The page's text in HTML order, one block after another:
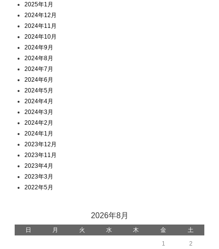
2025年1月
2024年12月
2024年11月
2024年10月
2024年9月
2024年8月
2024年7月
2024年6月
2024年5月
2024年4月
2024年3月
2024年2月
2024年1月
2023年12月
2023年11月
2023年4月
2023年3月
2022年5月
2026年8月
日 月 火 水 木 金
土
1
2